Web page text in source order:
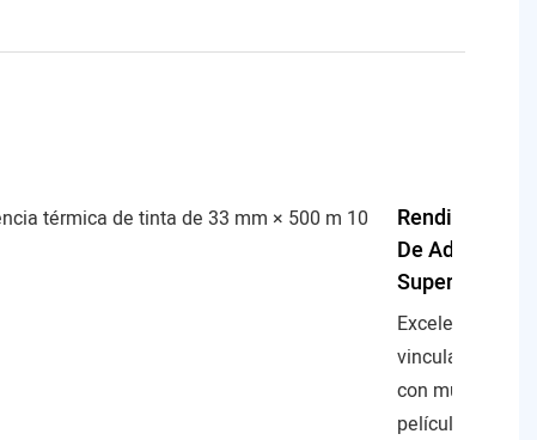
Rendimiento
De Adhesión
Superior
Excelente
vinculación
con múltiples
películas de